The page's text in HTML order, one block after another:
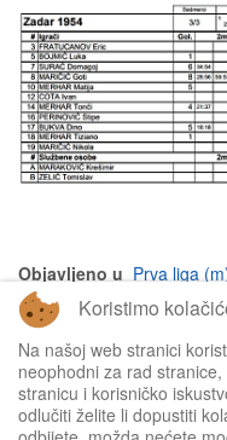
Objavljeno u Prva liga
Koristimo
Na našoj web stranici
neophodni za rad
stranicu i korisničko
odlučiti želite li dopustiti